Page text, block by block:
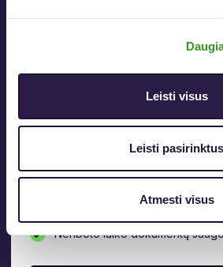
Leisti visus
Leisti pasirinktus
Atmesti visus
20 parašų per mėn.
Neribotos dokumentų patikros
Neriboto laiko dokumentų